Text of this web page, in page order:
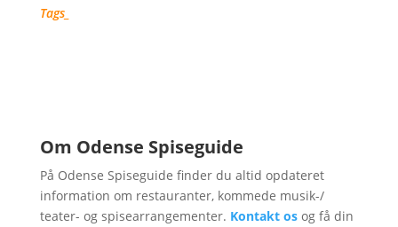
Tags_
Om Odense Spiseguide
På Odense Spiseguide finder du altid opdateret
information om restauranter, kommede musik-/
teater- og spisearrangementer. Kontakt os og få din